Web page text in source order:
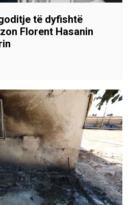
të dyfishtë
Florent Hasanin